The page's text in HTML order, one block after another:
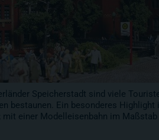
Speicherstadt sind viele
bestaunen. Ein besonderes
mit einer Modelleisenbahn im Maßstab